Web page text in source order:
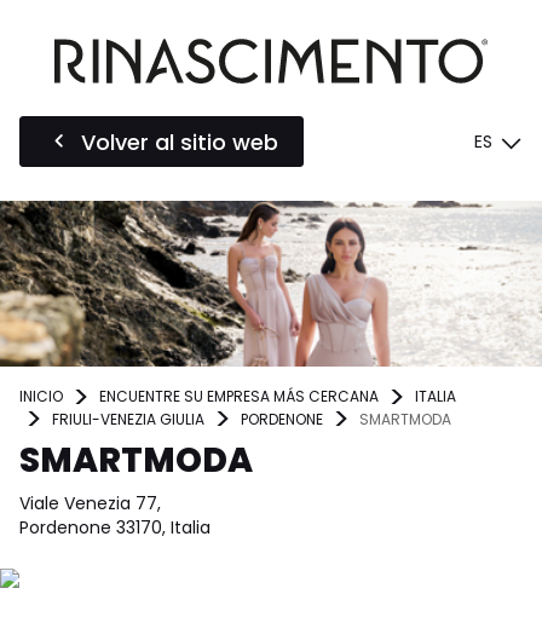
Volver al sitio web ES
INICIO ENCUENTRE SU EMPRESA MÁS CERCANA
ITALIA
FRIULI-VENEZIA GIULIA
PORDENONE SMARTMODA
SMARTMODA
Viale Venezia 77,
Pordenone 33170, Italia